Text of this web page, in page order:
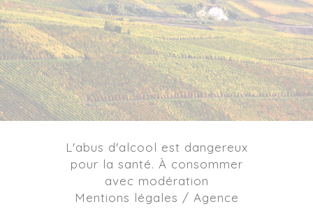
L'abus d'alcool est dangereux
pour la santé. À consommer
avec modération
Mentions légales / Agence